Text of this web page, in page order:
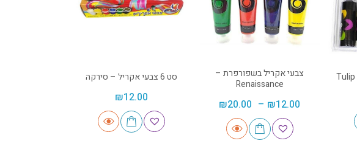
צבעי אקריל בשפורפרת –
Renaissance
₪12.00
–
₪20.00
סט 6 צבעי אקריל – סירקה
₪12.00